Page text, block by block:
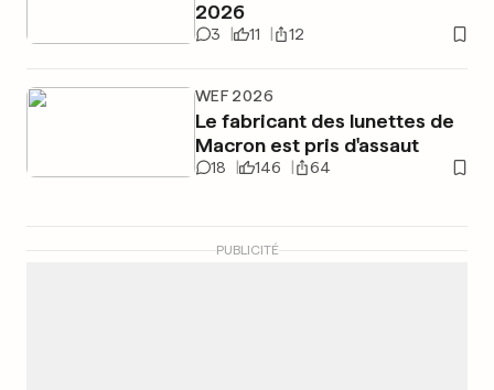
2026
3 11 12
WEF 2026
Le fabricant des lunettes de
Macron est pris d'assaut
18 146 64
PUBLICITÉ